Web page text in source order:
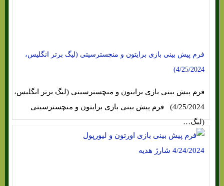
فرم پیش بینی بازی برایتون و منچسترسیتی (لیگ برتر انگلیس،
4/25/2024)
فرم پیش بینی بازی برایتون و منچسترسیتی (لیگ برتر انگلیس،
4/25/2024) فرم پیش بینی بازی برایتون و منچسترسیتی
(لیگ…